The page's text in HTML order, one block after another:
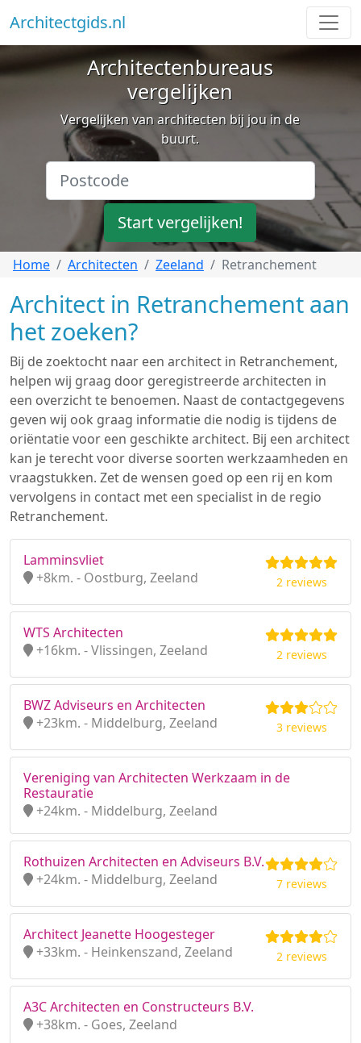
Architectgids.nl
Architectenbureaus
vergelijken
Vergelijken van architecten bij jou in de
buurt.
Start vergelijken!
Home Architecten Zeeland Retranchement
Architect in Retranchement aan
het zoeken?
Bij de zoektocht naar een architect in Retranchement,
helpen wij graag door geregistreerde architecten in
een overzicht te benoemen. Naast de contactgegevens
geven wij ook graag informatie die nodig is tijdens de
oriëntatie voor een geschikte architect. Bij een architect
kan je terecht voor diverse soorten werkzaamheden en
vraagstukken. Zet de wensen goed op een rij en kom
vervolgens in contact met een specialist in de regio
Retranchement.
Lamminsvliet
+8km. - Oostburg, Zeeland
2 reviews
WTS Architecten
+16km. - Vlissingen, Zeeland
2 reviews
BWZ Adviseurs en Architecten
+23km. - Middelburg, Zeeland
3 reviews
Vereniging van Architecten Werkzaam in de
Restauratie
+24km. - Middelburg, Zeeland
Rothuizen Architecten en Adviseurs B.V.
+24km. - Middelburg, Zeeland
7 reviews
Architect Jeanette Hoogesteger
+33km. - Heinkenszand, Zeeland
2 reviews
A3C Architecten en Constructeurs B.V.
+38km. - Goes, Zeeland